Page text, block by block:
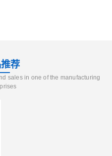
荐
sales in one of the manufacturing